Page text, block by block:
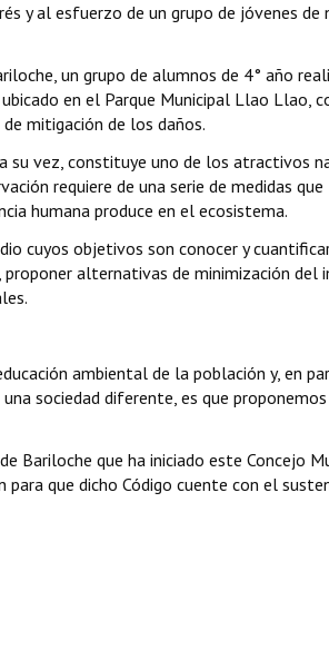
y al esfuerzo de un grupo de jóvenes de
un grupo de alumnos de 4° año
en el Parque Municipal Llao Llao,
mitigación de los daños.
su vez, constituye uno de los atractivos
requiere de una serie de medidas que
humana produce en el ecosistema.
cuyos objetivos son conocer y
alternativas de minimización del
ambiental de la población y, en
sociedad diferente, es que
Bariloche que ha iniciado este Concejo
que dicho Código cuente con el